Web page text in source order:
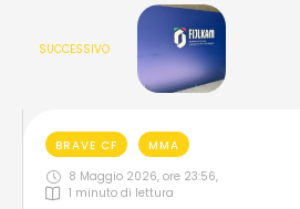
SUCCESSIVO
BRAVE CF
MMA
8 Maggio 2026, ore 23:56,
1 minuto di lettura